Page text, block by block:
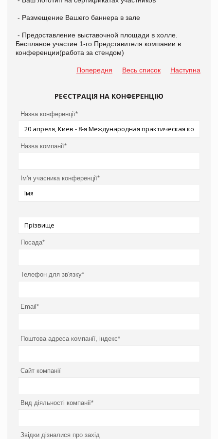
- Размещение Вашего баннера в зале
- Предоставление выставочной площади в холле.
Беспланое участие 1-го Представителя компании в
конференции(работа за стендом)
Попередня Весь список Наступна
РЕЄСТРАЦІЯ НА КОНФЕРЕНЦІЮ
Назва конференції*
Назва компанії*
Ім'я учасника конференції*
Посада*
Телефон для зв'язку*
Email*
Поштова адреса компанії, індекс*
Сайт компанії
Вид діяльності компанії*
Звідки дізналися про захід